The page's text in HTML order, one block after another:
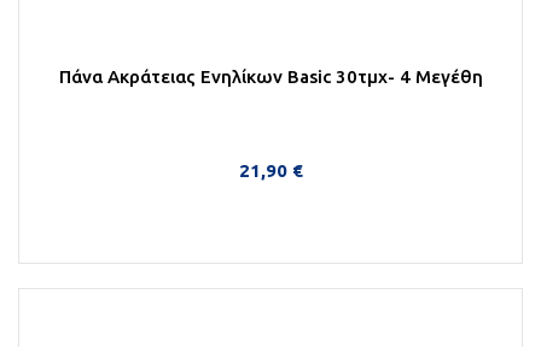
Πάνα Ακράτειας Ενηλίκων Basic 30τμχ- 4 Μεγέθη
21,90 €